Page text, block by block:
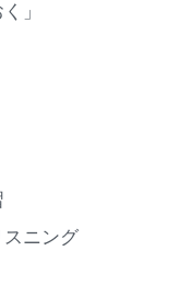
」
ニング